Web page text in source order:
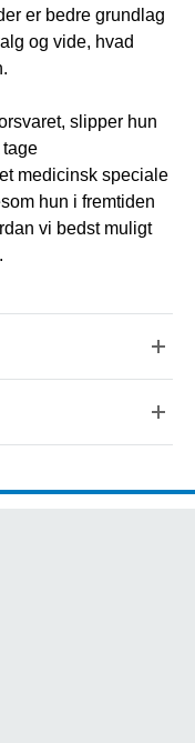
er bedre grundlag
og vide, hvad
slipper hun
medicinsk speciale
hun i fremtiden
vi bedst muligt